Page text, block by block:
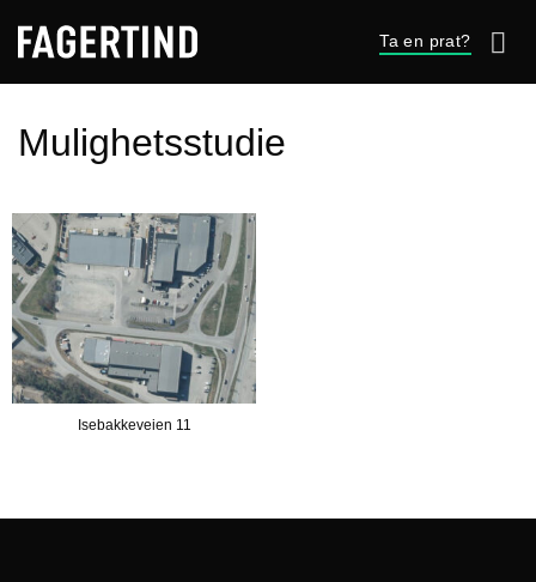
Ta en prat?
Mulighetsstudie
Isebakkeveien 11